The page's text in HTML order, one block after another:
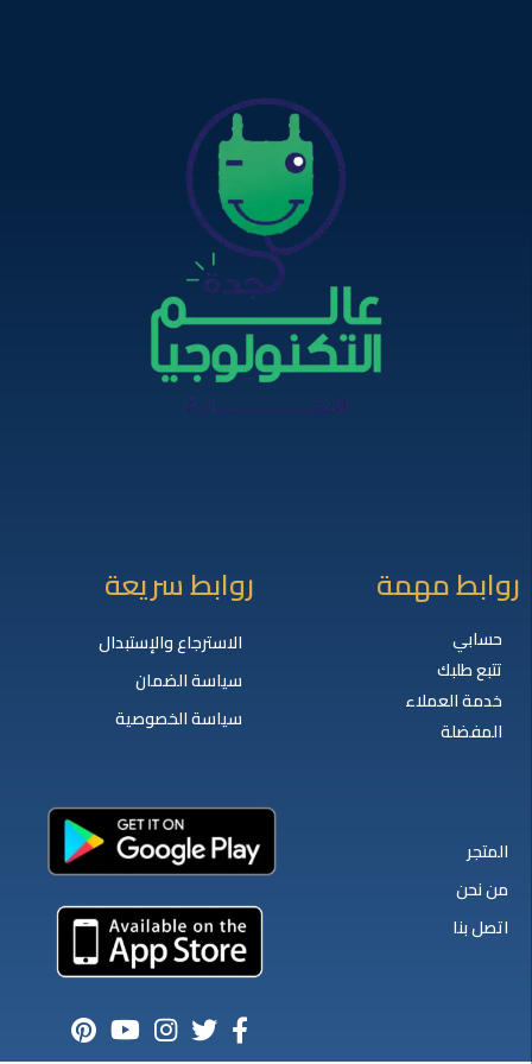
روابط مهمة
حسابي
تتبع طلبك
خدمة العملاء
المفضلة
روابط سريعة
الاسترجاع والإستبدال
سياسة الضمان
سياسة الخصوصية
المتجر
من نحن
اتصل بنا